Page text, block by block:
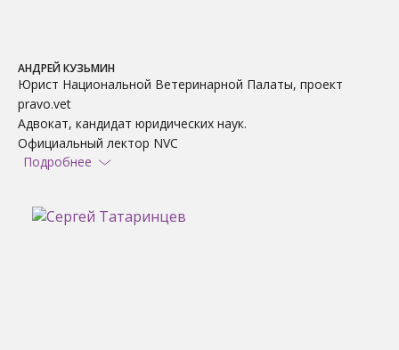
АНДРЕЙ КУЗЬМИН
Юрист Национальной Ветеринарной Палаты, проект
pravo.vet
Адвокат, кандидат юридических наук.
Официальный лектор NVC
Подробнее